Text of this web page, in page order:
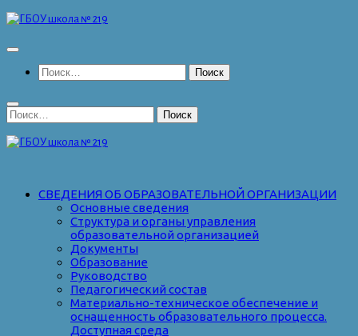
Перейти
содержимому
Найти:
Найти:
СВЕДЕНИЯ ОБ ОБРАЗОВАТЕЛЬНОЙ ОРГАНИЗАЦИИ
Основные сведения
Структура и органы управления
образовательной организацией
Документы
Образование
Руководство
Педагогический состав
Материально-техническое обеспечение и
оснащенность образовательного процесса.
Доступная среда